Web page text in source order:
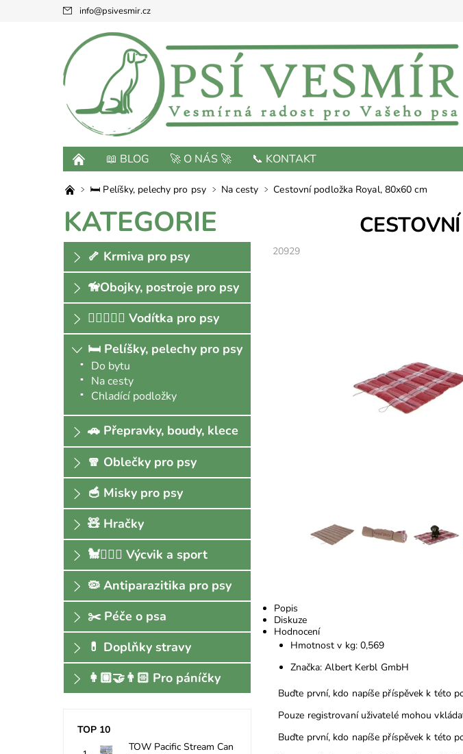
info@psivesmir.cz
📖 BLOG 🚀 O NÁS 🚀 📞 KONTAKT
🛏 Pelíšky, pelechy pro psy Na cesty Cestovní podložka Royal, 80x60 cm
20929
Popis
Diskuze
Hodnocení
Hmotnost v kg: 0,569
Značka: Albert Kerbl GmbH
Buďte první, kdo napíše příspěvek k této
Pouze registrovaní uživatelé mohou
Buďte první, kdo napíše příspěvek k této
KATEGORIE
🦴 Krmiva pro psy
🦮Obojky, postroje pro psy
🐕‍🦺🚶🏻‍♀️ Vodítka pro psy
🛏 Pelíšky, pelechy pro psy
Do bytu
Na cesty
Chladící podložky
🚗 Přepravky, boudy, klece
🧣 Oblečky pro psy
🥣 Misky pro psy
🧸 Hračky
🐩🏃🏻‍♀️ Výcvik a sport
🦠 Antiparazitika pro psy
✂️ Péče o psa
💊 Doplňky stravy
👩🏼‍🤝‍👨🏻 Pro páníčky
TOP 10
TOW Pacific Stream Can